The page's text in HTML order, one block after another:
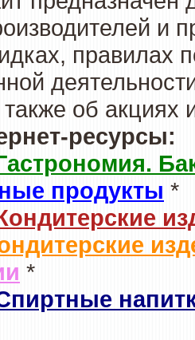
и
правилах
также об
ресурсы:
продукты *
*